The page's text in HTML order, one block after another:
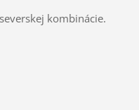
kombinácie.